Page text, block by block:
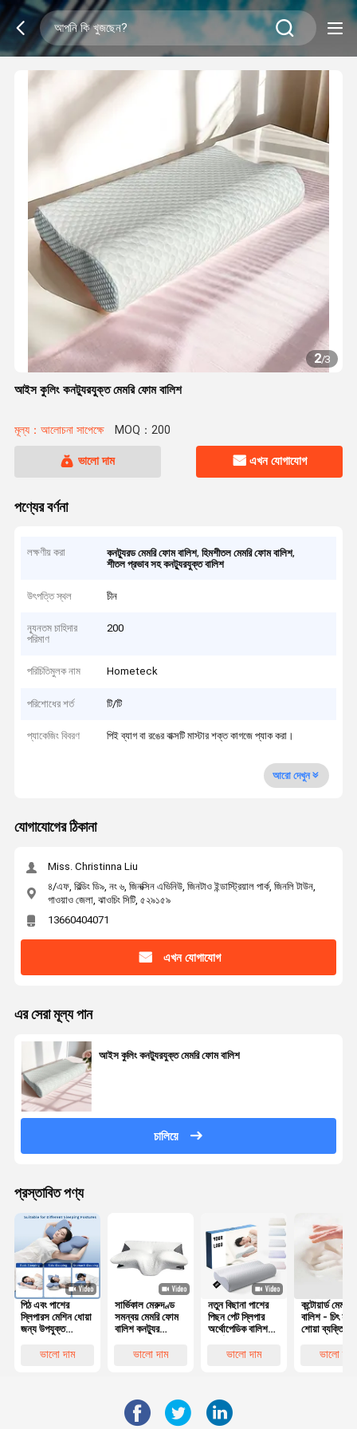
2/3
আইস কুলিং কনট্যুরযুক্ত মেমরি ফোম বালিশ
মূল্য：আলোচনা সাপেক্ষে MOQ：200
ভালো দাম এখন যোগাযোগ
পণ্যের বর্ণনা
লক্ষণীয় করা কনট্যুরড মেমরি ফোম বালিশ,হিমশীতল মেমরি ফোম বালিশ,
শীতল প্রভাব সহ কনট্যুরযুক্ত বালিশ
উৎপত্তি স্থল চীন
ন্যূনতম চাহিদার
পরিমাণ
200
পরিচিতিমুলক নাম Hometeck
পরিশোধের শর্ত টি/টি
প্যাকেজিং বিবরণ পিই ব্যাগ বা রঙের বাক্সটি মাস্টার শক্ত কাগজে প্যাক করা।
আরো দেখুন
যোগাযোগের ঠিকানা
Miss. Christinna Liu
৪/এফ, বিল্ডিং ডি৯, নং ৬, জিনক্সিন এভিনিউ, জিনটাও ইন্ডাস্ট্রিয়াল পার্ক, জিনলি টাউন,
গাওয়াও জেলা, ঝাওচিং সিটি, ৫২৯১৫৯
13660404071
এখন যোগাযোগ
এর সেরা মূল্য পান
আইস কুলিং কনট্যুরযুক্ত মেমরি ফোম বালিশ
চালিয়ে
প্রস্তাবিত পণ্য
পিঠ এবং পাশের
স্লিপারস মেশিন ধোয়া
জন্য উপযুক্ত
কনট্যুরযুক্ত মেমরি
ভালো দাম
সার্ভিকাল মেরুদণ্ড
সমন্বয় মেমরি ফোম
বালিশ কনট্যুর
প্রজাপতি আকৃতির
ভালো দাম
নতুন বিছানা পাশের
পিছন পেট স্লিপার
অর্থোপেডিক বালিশ
আর্গোনমিক মেমরি
ভালো দাম
কন্টোয়ার্ড মেমরি
বালিশ - চিৎ হয়ে
শোয়া ব্যক্তিদের
সারিবদ্ধকরণের
ভালো দাম